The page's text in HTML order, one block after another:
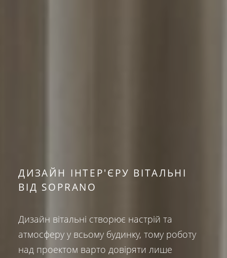
ДИЗАЙН ІНТЕР'ЄРУ ВІТАЛЬНІ
ВІД SOPRANO
Дизайн вітальні створює настрій та
атмосферу у всьому будинку, тому роботу
над проектом варто довіряти лише